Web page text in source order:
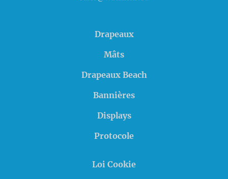
Drapeaux
Mâts
Drapeaux Beach
Bannières
Displays
Protocole
Loi Cookie